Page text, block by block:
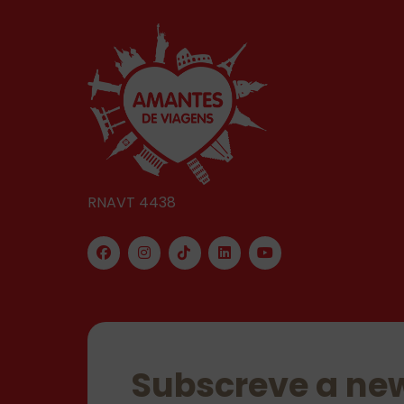
RNAVT 4438
Subscreve a